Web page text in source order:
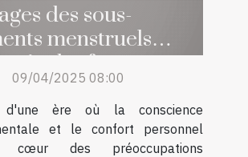
des sous-
menstruels
vie des femmes
09/04/2025 08:00
ère où la conscience
et le confort personnel
des préoccupations